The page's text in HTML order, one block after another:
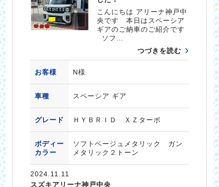
こんにちは アリーナ神戸中
央です 本日はスペーシア
ギアのご納車のご紹介です
ソフ…
つづきを読む
お客様 N様
車種 スペーシア ギア
グレード ＨＹＢＲＩＤ ＸＺターボ
ボディー
カラー
ソフトベージュメタリック ガン
メタリック２トーン
2024.11.11
スズキアリーナ神戸中央